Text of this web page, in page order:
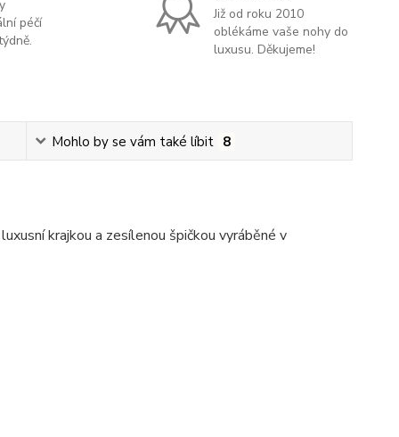
péčí
Již od roku 2010
oblékáme vaše nohy do
luxusu. Děkujeme!
Mohlo by se vám také líbit 8
krajkou a zesílenou špičkou vyráběné v